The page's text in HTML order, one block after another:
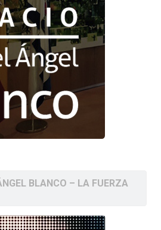
BLANCO – LA FUERZA